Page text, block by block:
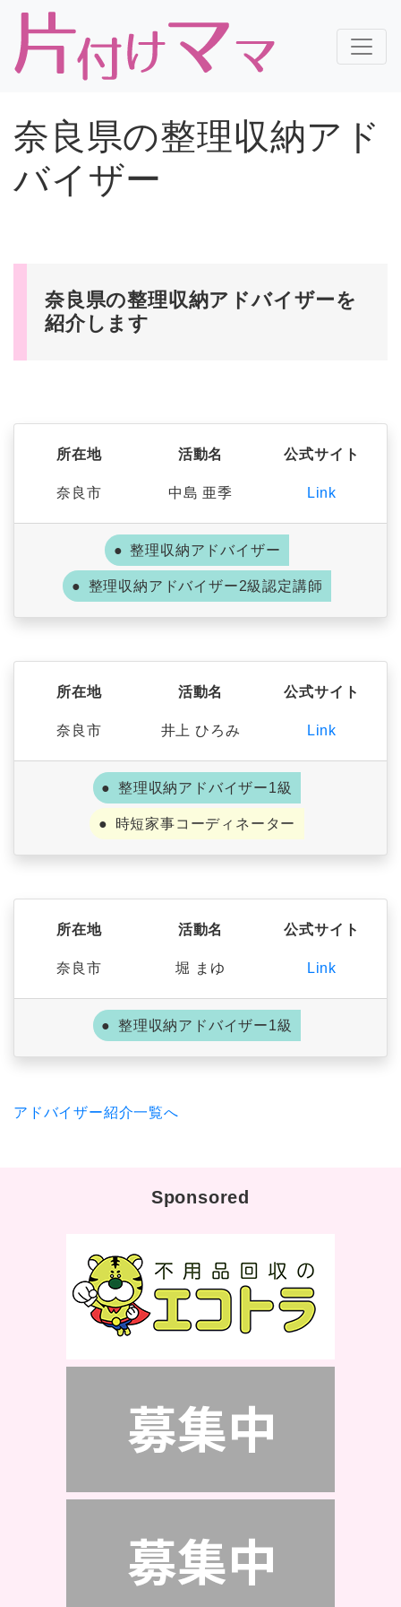
奈良県の整理収納アド
バイザー
奈良県の整理収納アドバイザーを
紹介します
所在地
奈良市
活動名
中島 亜季
公式サイト
Link
整理収納アドバイザー
整理収納アドバイザー2級認定講師
所在地
奈良市
活動名
井上 ひろみ
公式サイト
Link
整理収納アドバイザー1級
時短家事コーディネーター
所在地
奈良市
活動名
堀 まゆ
公式サイト
Link
整理収納アドバイザー1級
アドバイザー紹介一覧へ
Sponsored